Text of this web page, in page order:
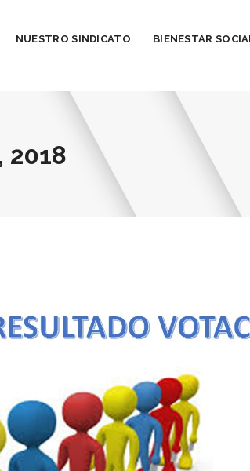
NUESTRO SINDICATO BIENESTAR
2018